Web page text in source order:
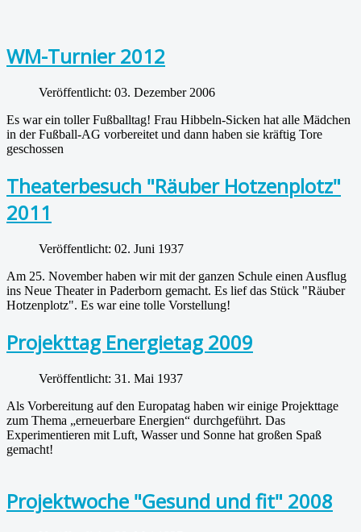
WM-Turnier 2012
Veröffentlicht: 03. Dezember 2006
Es war ein toller Fußballtag! Frau Hibbeln-Sicken hat alle Mädchen
in der Fußball-AG vorbereitet und dann haben sie kräftig Tore
geschossen
Theaterbesuch "Räuber Hotzenplotz"
2011
Veröffentlicht: 02. Juni 1937
Am 25. November haben wir mit der ganzen Schule einen Ausflug
ins Neue Theater in Paderborn gemacht. Es lief das Stück "Räuber
Hotzenplotz". Es war eine tolle Vorstellung!
Projekttag Energietag 2009
Veröffentlicht: 31. Mai 1937
Als Vorbereitung auf den Europatag haben wir einige Projekttage
zum Thema „erneuerbare Energien“ durchgeführt. Das
Experimentieren mit Luft, Wasser und Sonne hat großen Spaß
gemacht!
Projektwoche "Gesund und fit" 2008